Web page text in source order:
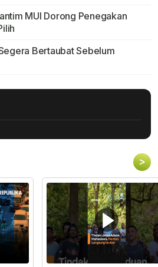
MUI Dorong Penegakan
Bertaubat Sebelum
>